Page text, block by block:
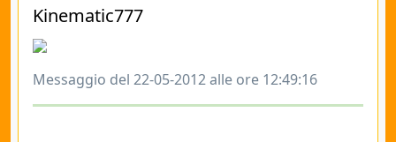
Kinematic777
Messaggio del 22-05-2012 alle ore 12:49:16